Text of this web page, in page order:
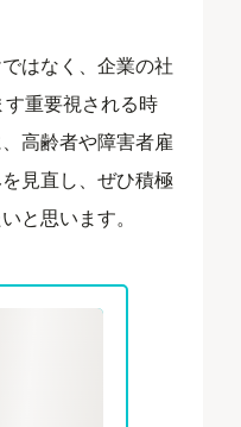
はなく、企業の社
重要視される時
高齢者や障害者雇
見直し、ぜひ積極
と思います。